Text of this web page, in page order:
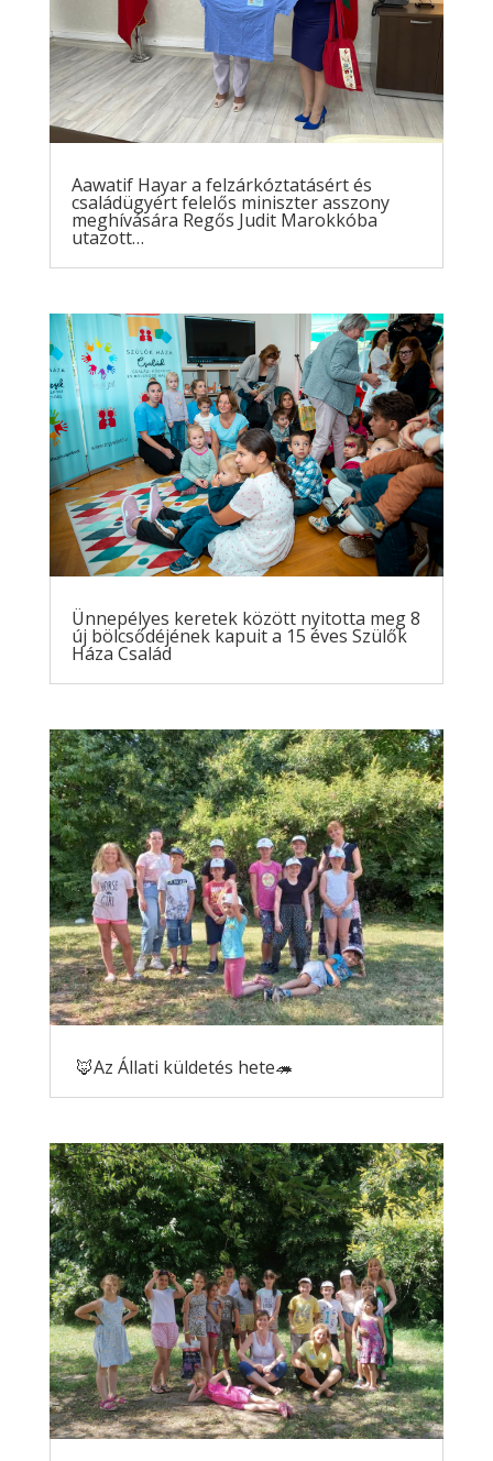
Aawatif Hayar a felzárkóztatásért és
családügyért felelős miniszter asszony
meghívására Regős Judit Marokkóba
utazott…
Ünnepélyes keretek között nyitotta meg 8
új bölcsődéjének kapuit a 15 éves Szülők
Háza Család
🦊Az Állati küldetés hete🦔